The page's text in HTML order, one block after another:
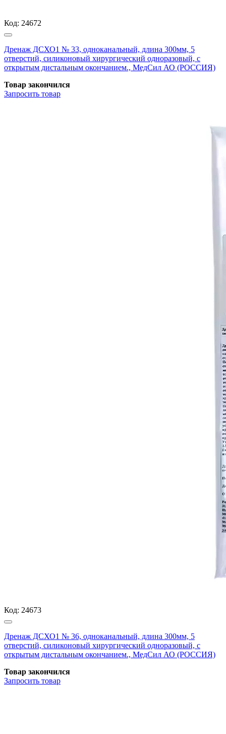
Код: 24672
Дренаж ДСХО1 № 33, одноканальный, длина 300мм, 5
отверстий, силиконовый хирургический одноразовый, с
открытым дистальным окончанием., МедСил АО (РОССИЯ)
Товар закончился
Запросить товар
Код: 24673
Дренаж ДСХО1 № 36, одноканальный, длина 300мм, 5
отверстий, силиконовый хирургический одноразовый, с
открытым дистальным окончанием., МедСил АО (РОССИЯ)
Товар закончился
Запросить товар